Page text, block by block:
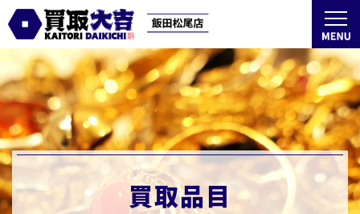
買取品目